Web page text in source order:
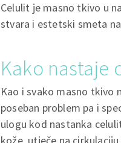
Celulit je masno tkivo u
stvara i estetski smeta
Kako nastaje
Kao i svako masno tkivo
poseban problem pa i
ulogu kod nastanka
kože, utječe na cirkulaciju